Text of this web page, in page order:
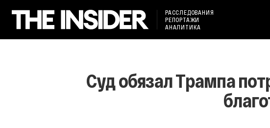
РАССЛЕДОВАНИЯ
РЕПОРТАЖИ
АНАЛИТИКА
Суд обязал Трампа